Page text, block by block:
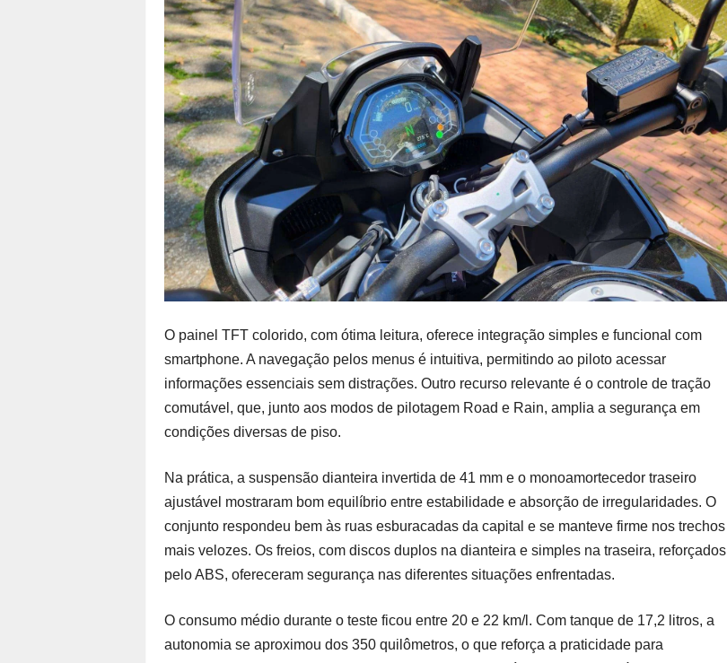
O painel TFT colorido, com ótima leitura, oferece integração simples e funcional com
smartphone. A navegação pelos menus é intuitiva, permitindo ao piloto acessar
informações essenciais sem distrações. Outro recurso relevante é o controle de tração
comutável, que, junto aos modos de pilotagem Road e Rain, amplia a segurança em
condições diversas de piso.
Na prática, a suspensão dianteira invertida de 41 mm e o monoamortecedor traseiro
ajustável mostraram bom equilíbrio entre estabilidade e absorção de irregularidades. O
conjunto respondeu bem às ruas esburacadas da capital e se manteve firme nos trechos
mais velozes. Os freios, com discos duplos na dianteira e simples na traseira, reforçados
pelo ABS, ofereceram segurança nas diferentes situações enfrentadas.
O consumo médio durante o teste ficou entre 20 e 22 km/l. Com tanque de 17,2 litros, a
autonomia se aproximou dos 350 quilômetros, o que reforça a praticidade para